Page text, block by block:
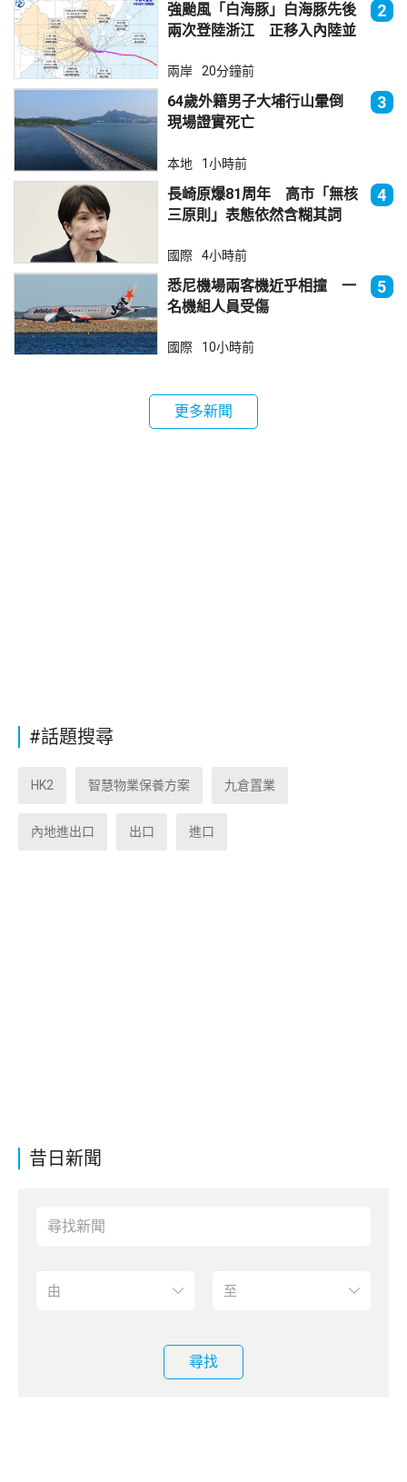
昔日新聞
尋找
強颱風「白海豚」白海豚先後
兩次登陸浙江 正移入內陸並
2
兩岸 20分鐘前
64歲外籍男子大埔行山暈倒
現場證實死亡
3
本地 1小時前
長崎原爆81周年 高市「無核
三原則」表態依然含糊其詞
4
國際 4小時前
悉尼機場兩客機近乎相撞 一
名機組人員受傷
5
國際 10小時前
更多新聞
#話題搜尋
HK2 智慧物業保養方案 九倉置業
內地進出口 出口 進口